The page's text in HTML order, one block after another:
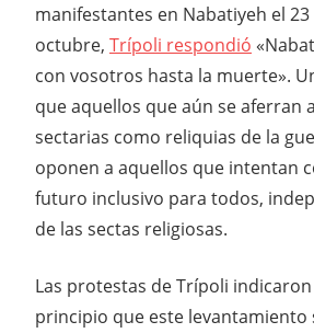
manifestantes en Nabatiyeh el 23
octubre, Trípoli respondió
con vosotros hasta la muerte».
que aquellos que aún se aferran
sectarias como reliquias de la
oponen a aquellos que intentan
futuro inclusivo para todos,
de las sectas religiosas.
Las protestas de Trípoli
principio que este levantamiento